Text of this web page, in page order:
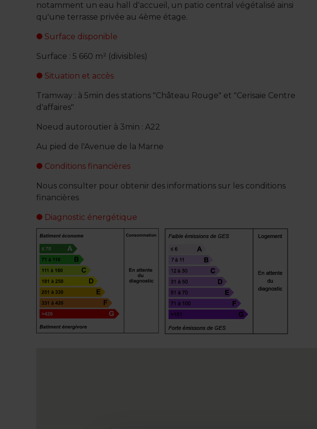
notamment un eau hall d'accueil, un patio central végétalisé ainsi
qu'une terrasse privée au 4ème étage.
Surface disponible
Surface : 5 660 m² (divisibles)
Situation et accès
Tramway : à 5min des stations "Château Rouge" et "Cerisaie Centre
d'affaires"
Noeud autoroutier à 3min : A22
Au pied de l'Avenue de la Marne
Conditions financières
Nous consulter pour obtenir des informations sur les conditions
financières
Diagnostic énergétique